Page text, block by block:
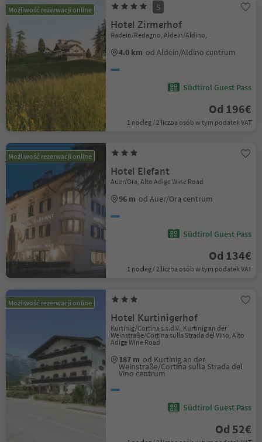
Możliwość rezerwacji online S
Hotel Zirmerhof
Radein/Redagno, Aldein/Aldino,
4.0 km od Aldein/Aldino centrum
Südtirol Guest Pass
Od 196€
1 nocleg / 2 liczba osób w tym podatek VAT
Możliwość rezerwacji online
Hotel Elefant
Auer/Ora, Alto Adige Wine Road
96 m od Auer/Ora centrum
Südtirol Guest Pass
Od 134€
1 nocleg / 2 liczba osób w tym podatek VAT
Możliwość rezerwacji online
Hotel Kurtinigerhof
Kurtinig/Cortina s.s.d.V., Kurtinig an der
Weinstraße/Cortina sulla Strada del Vino, Alto
Adige Wine Road
187 m od Kurtinig an der
Weinstraße/Cortina sulla Strada del
Vino centrum
Südtirol Guest Pass
Od 52€